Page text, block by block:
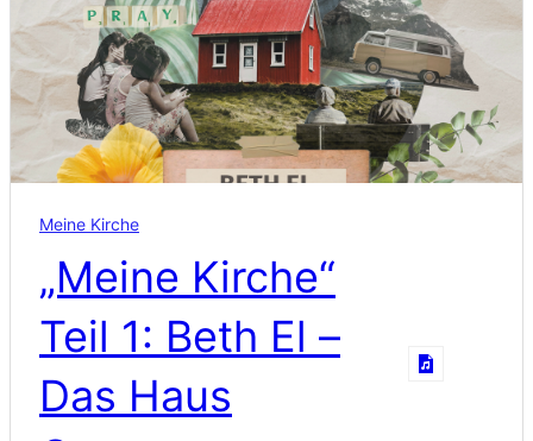
Meine Kirche
„Meine Kirche“
Teil 1: Beth El –
Das Haus